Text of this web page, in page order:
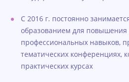
С 2016 г. постоянно
образованием для повышения
профессиональных навыков,
тематических конференциях,
практических курсах